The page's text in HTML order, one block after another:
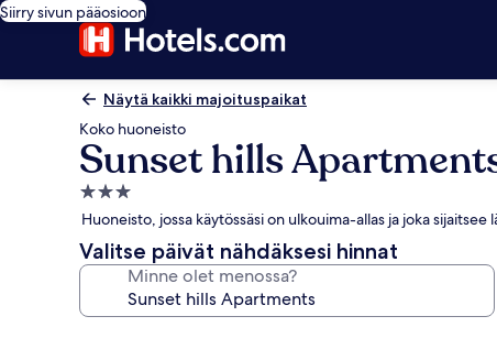
Siirry sivun pääosioon
Näytä kaikki majoituspaikat
Koko huoneisto
Sunset hills
3.0
tähden
majoituspaikka
Huoneisto, jossa käytössäsi on ulkouima-allas ja joka
Valitse päivät nähdäksesi hinnat
Minne olet menossa?